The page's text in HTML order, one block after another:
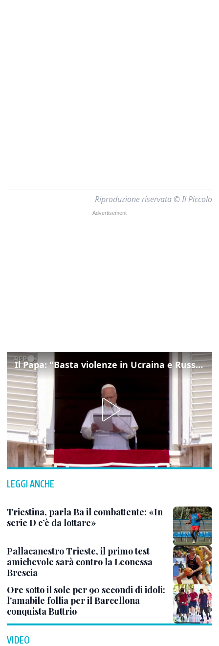
Riproduzione riservata © Il Piccolo
Il Papa: "Basta violenze in Ucraina e Russia, spazio a diplomazia"
LEGGI ANCHE
Triestina, parla Ba il combattente: «In
serie D c’è da lottare»
Pallacanestro Trieste, il primo test
amichevole sarà contro la Leonessa
Brescia
Ore sotto il sole per 90 secondi di idoli:
l'amabile follia per il Barcellona
conquista Buttrio
VIDEO